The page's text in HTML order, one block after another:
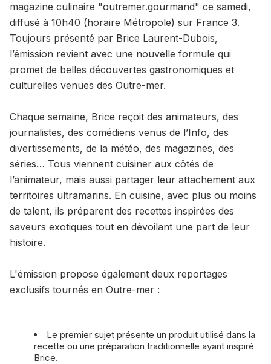
magazine culinaire "outremer.gourmand" ce samedi,
diffusé à 10h40 (horaire Métropole) sur France 3.
Toujours présenté par Brice Laurent-Dubois,
l’émission revient avec une nouvelle formule qui
promet de belles découvertes gastronomiques et
culturelles venues des Outre-mer.
Chaque semaine, Brice reçoit des animateurs, des
journalistes, des comédiens venus de l’Info, des
divertissements, de la météo, des magazines, des
séries… Tous viennent cuisiner aux côtés de
l’animateur, mais aussi partager leur attachement aux
territoires ultramarins. En cuisine, avec plus ou moins
de talent, ils préparent des recettes inspirées des
saveurs exotiques tout en dévoilant une part de leur
histoire.
L'émission propose également deux reportages
exclusifs tournés en Outre-mer :
Le premier sujet présente un produit utilisé dans la
recette ou une préparation traditionnelle ayant inspiré
Brice.